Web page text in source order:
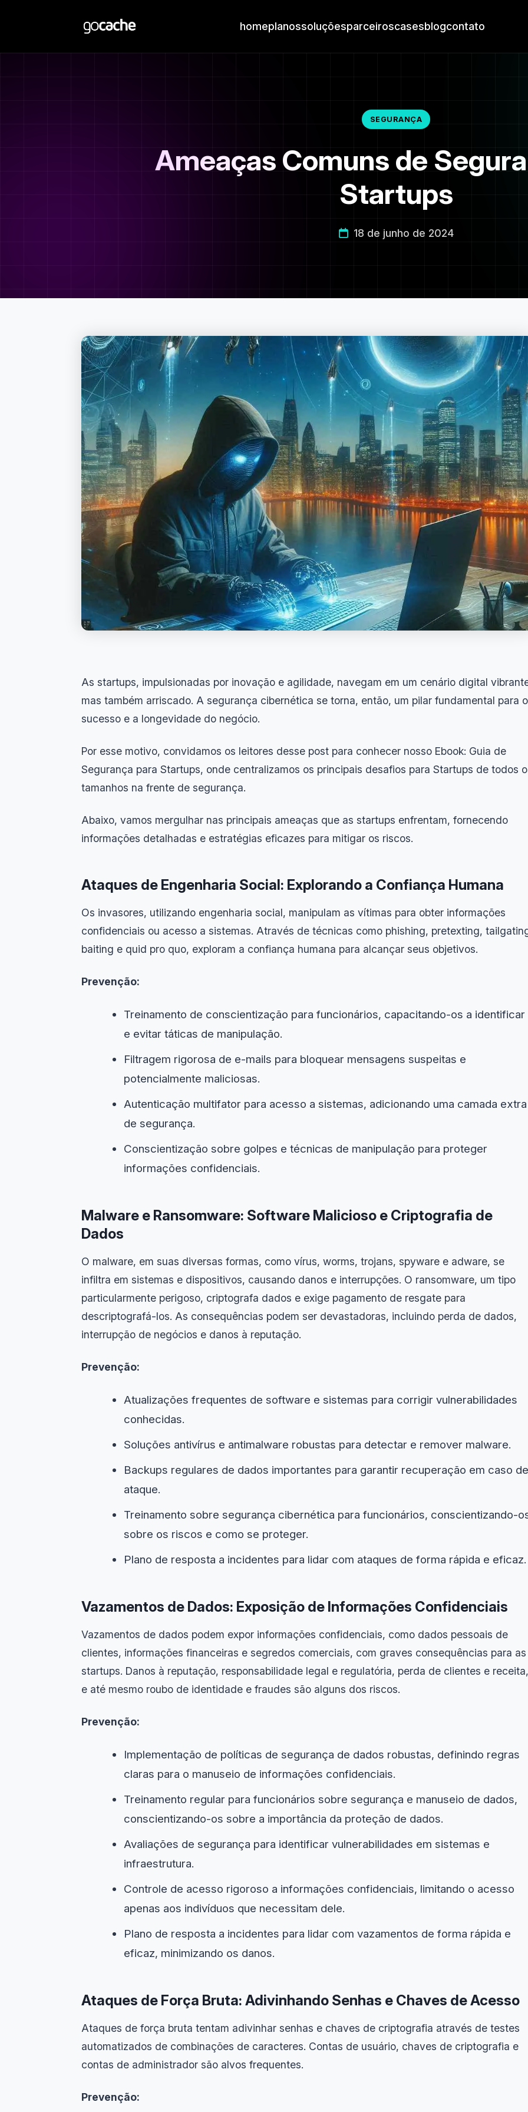
homeplanossoluçõesparceiroscasesblogcontato
SEGURANÇA
Ameaças Comuns de
Startups
18 de junho de 2024
As startups, impulsionadas por inovação e agilidade, navegam em um cenário digital
mas também arriscado. A segurança cibernética se torna, então, um pilar fundamental para o
sucesso e a longevidade do negócio.
Por esse motivo, convidamos os leitores desse post para conhecer nosso Ebook: Guia de
Segurança para Startups, onde centralizamos os principais desafios para Startups de todos
tamanhos na frente de segurança.
Abaixo, vamos mergulhar nas principais ameaças que as startups enfrentam, fornecendo
informações detalhadas e estratégias eficazes para mitigar os riscos.
Ataques de Engenharia Social: Explorando a Confiança Humana
Os invasores, utilizando engenharia social, manipulam as vítimas para obter informações
confidenciais ou acesso a sistemas. Através de técnicas como phishing, pretexting,
baiting e quid pro quo, exploram a confiança humana para alcançar seus objetivos.
Prevenção:
Treinamento de conscientização para funcionários, capacitando-os a identificar
e evitar táticas de manipulação.
Filtragem rigorosa de e-mails para bloquear mensagens suspeitas e
potencialmente maliciosas.
Autenticação multifator para acesso a sistemas, adicionando uma camada extra
de segurança.
Conscientização sobre golpes e técnicas de manipulação para proteger
informações confidenciais.
Malware e Ransomware: Software Malicioso e Criptografia de
Dados
O malware, em suas diversas formas, como vírus, worms, trojans, spyware e adware, se
infiltra em sistemas e dispositivos, causando danos e interrupções. O ransomware, um tipo
particularmente perigoso, criptografa dados e exige pagamento de resgate para
descriptografá-los. As consequências podem ser devastadoras, incluindo perda de dados,
interrupção de negócios e danos à reputação.
Prevenção:
Atualizações frequentes de software e sistemas para corrigir vulnerabilidades
conhecidas.
Soluções antivírus e antimalware robustas para detectar e remover malware.
Backups regulares de dados importantes para garantir recuperação em caso de
ataque.
Treinamento sobre segurança cibernética para funcionários, conscientizando-
sobre os riscos e como se proteger.
Plano de resposta a incidentes para lidar com ataques de forma rápida e eficaz.
Vazamentos de Dados: Exposição de Informações Confidenciais
Vazamentos de dados podem expor informações confidenciais, como dados pessoais de
clientes, informações financeiras e segredos comerciais, com graves consequências para as
startups. Danos à reputação, responsabilidade legal e regulatória, perda de clientes e receita,
e até mesmo roubo de identidade e fraudes são alguns dos riscos.
Prevenção:
Implementação de políticas de segurança de dados robustas, definindo regras
claras para o manuseio de informações confidenciais.
Treinamento regular para funcionários sobre segurança e manuseio de dados,
conscientizando-os sobre a importância da proteção de dados.
Avaliações de segurança para identificar vulnerabilidades em sistemas e
infraestrutura.
Controle de acesso rigoroso a informações confidenciais, limitando o acesso
apenas aos indivíduos que necessitam dele.
Plano de resposta a incidentes para lidar com vazamentos de forma rápida e
eficaz, minimizando os danos.
Ataques de Força Bruta: Adivinhando Senhas e Chaves de Acesso
Ataques de força bruta tentam adivinhar senhas e chaves de criptografia através de testes
automatizados de combinações de caracteres. Contas de usuário, chaves de criptografia e
contas de administrador são alvos frequentes.
Prevenção: